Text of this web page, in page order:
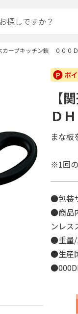
カーブキッチン鋏 ０００
【
Ｄ
まな板
※1回
●包装
●商品
ンレス
●重量
●生産